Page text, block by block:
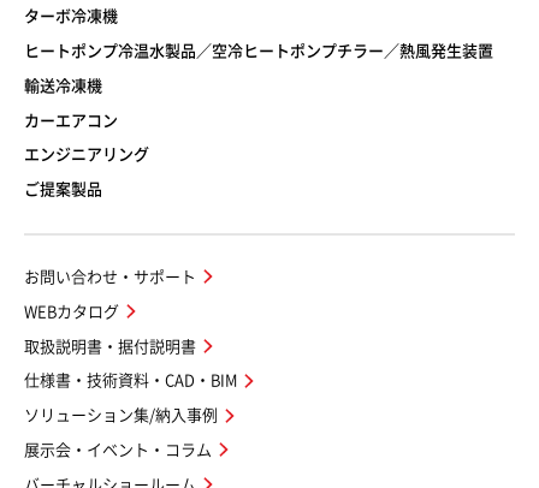
ターボ冷凍機
ヒートポンプ冷温水製品／空冷ヒートポンプチラー／熱風発生装置
輸送冷凍機
カーエアコン
エンジニアリング
ご提案製品
お問い合わせ・サポート
WEBカタログ
取扱説明書・据付説明書
仕様書・技術資料・CAD・BIM
ソリューション集/納入事例
展示会・イベント・コラム
バーチャルショールーム